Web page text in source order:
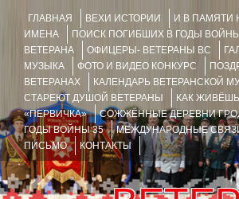
ГЛАВНАЯ ВЕХИ ИСТОРИИ
И В ПАМЯТИ
ИМЕНА
ПОИСК ПОГИБШИХ В ГОДЫ ВОЙНЫ
ВЕТЕРАНА
ОФИЦЕРЫ- ВЕТЕРАНЫ ВС
МУЗЫКА
ФОТО И ВИДЕО КОНКУРС
ВЕТЕРАНАХ
КАЛЕНДАРЬ ВЕТЕРАНСКОЙ
СТАРЕЮТ ДУШОЙ ВЕТЕРАНЫ
КАК ЖИВЁШЬ
«ПЕРВИЧКА»
СОЖЖЁННЫЕ ДЕРЕВНИ
ГОДЫ ВОЙНЫ 35
МЕЖДУНАРОДНЫЕ
ПИСЬМО
КОНТАКТЫ